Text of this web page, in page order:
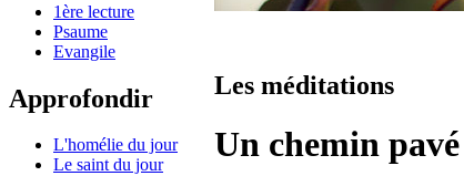
1ère lecture
Psaume
Evangile
Approfondir
L'homélie du jour
Le saint du jour
Les méditations
Un chemin